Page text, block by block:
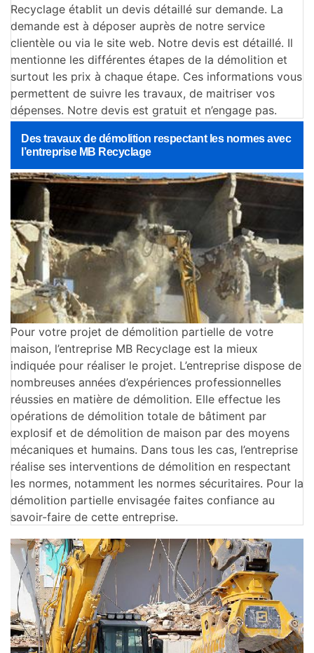
Recyclage établit un devis détaillé sur demande. La
demande est à déposer auprès de notre service
clientèle ou via le site web. Notre devis est détaillé. Il
mentionne les différentes étapes de la démolition et
surtout les prix à chaque étape. Ces informations vous
permettent de suivre les travaux, de maitriser vos
dépenses. Notre devis est gratuit et n’engage pas.
Des travaux de démolition respectant les normes avec
l’entreprise MB Recyclage
Pour votre projet de démolition partielle de votre
maison, l’entreprise MB Recyclage est la mieux
indiquée pour réaliser le projet. L’entreprise dispose de
nombreuses années d’expériences professionnelles
réussies en matière de démolition. Elle effectue les
opérations de démolition totale de bâtiment par
explosif et de démolition de maison par des moyens
mécaniques et humains. Dans tous les cas, l’entreprise
réalise ses interventions de démolition en respectant
les normes, notamment les normes sécuritaires. Pour la
démolition partielle envisagée faites confiance au
savoir-faire de cette entreprise.